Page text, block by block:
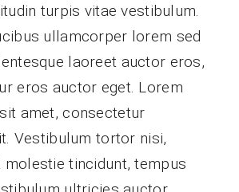
turpis vitae vestibulum.
ullamcorper lorem sed
laoreet auctor eros,
eros auctor eget. Lorem
amet, consectetur
Vestibulum tortor nisi,
molestie tincidunt, tempus